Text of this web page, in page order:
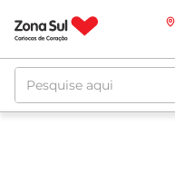
Pesquise aqui